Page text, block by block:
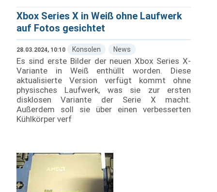
Xbox Series X in Weiß ohne Laufwerk
auf Fotos gesichtet
28.03.2024, 10:10 Konsolen News
Es sind erste Bilder der neuen Xbox Series X-
Variante in Weiß enthüllt worden. Diese
aktualisierte Version verfügt kommt ohne
physisches Laufwerk, was sie zur ersten
disklosen Variante der Serie X macht.
Außerdem soll sie über einen verbesserten
Kühlkörper verf